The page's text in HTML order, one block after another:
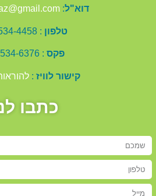
דוא"ל:
yadtabmaz@gmail.com
טלפון : 03-534-4458
פקס : 03-534-6376
קישור לוויז :
כתבו